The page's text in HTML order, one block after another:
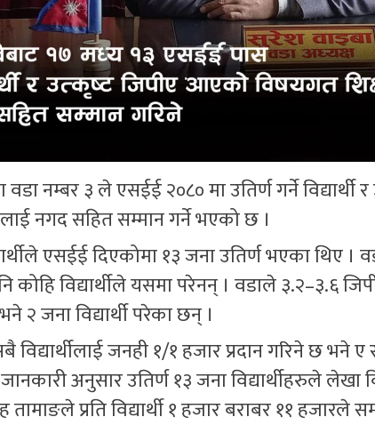
नम्बर ३ ले एसईई २०८० मा उतिर्ण गर्ने विद्यार्थी र
नगद सहित सम्मान गर्ने भएको छ ।
एसईई दिएकोमा १३ जना उतिर्ण भएका थिए ।
कोहि विद्यार्थीले यसमा परेनन् । वडाले ३.२–३.६
जना विद्यार्थी परेका छन् ।
जनही १/१ हजार प्रदान गरिने छ भने
अनुसार उतिर्ण १३ जना विद्यार्थीहरुले लेखा
प्रति विद्यार्थी १ हजार बराबर ११ हजारले